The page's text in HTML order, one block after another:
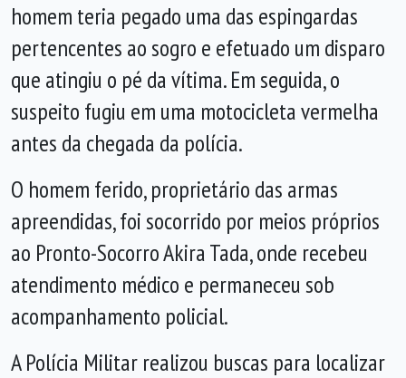
homem teria pegado uma das espingardas
pertencentes ao sogro e efetuado um disparo
que atingiu o pé da vítima. Em seguida, o
suspeito fugiu em uma motocicleta vermelha
antes da chegada da polícia.
O homem ferido, proprietário das armas
apreendidas, foi socorrido por meios próprios
ao Pronto-Socorro Akira Tada, onde recebeu
atendimento médico e permaneceu sob
acompanhamento policial.
A Polícia Militar realizou buscas para localizar